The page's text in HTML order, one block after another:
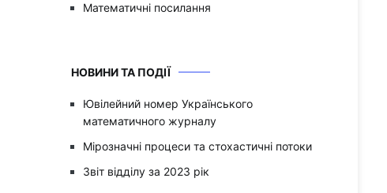
Математичні посилання
НОВИНИ ТА ПОДІЇ
Ювілейний номер Українського
математичного журналу
Мірозначні процеси та стохастичні потоки
Звіт відділу за 2023 рік